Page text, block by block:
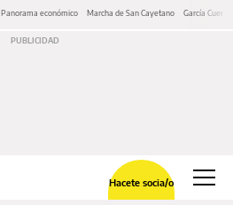
Panorama económico Marcha de San Cayetano García Cuerva
Hacete socia/o